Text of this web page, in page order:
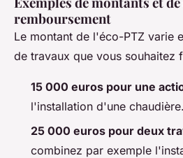
remboursement
Le montant de l'éco-PTZ varie
de travaux que vous souhaitez
15 000 euros pour une
l'installation d'une chaudière.
25 000 euros pour deux
combinez par exemple